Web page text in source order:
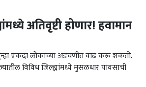
अतिवृष्टी होणार! हवामान
एकदा लोकांच्या अडचणीत वाढ करू शकतो.
विविध जिल्ह्यांमध्ये मुसळधार पावसाची